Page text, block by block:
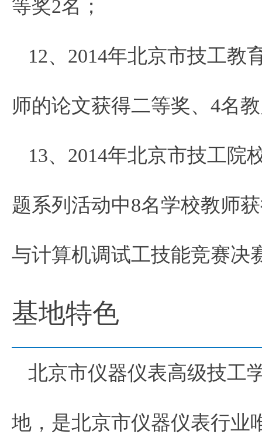
等奖2名；
12、2014年北京市技工教
师的论文获得二等奖、4名
13、2014年北京市技工院
题系列活动中8名学校教师
与计算机调试工技能竞赛决
基地特色
北京市仪器仪表高级技工
地，是北京市仪器仪表行业